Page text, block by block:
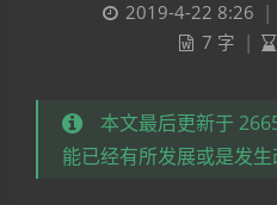
2019-4-22 8:26 |
7 字 |
本文最后更新于
能已经有所发展或是发生